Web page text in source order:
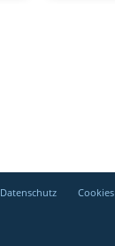
Datenschutz Cookies